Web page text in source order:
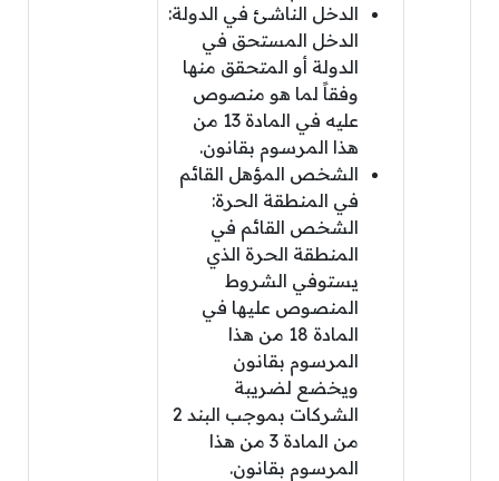
الدخل الناشئ في الدولة:
الدخل المستحق في
الدولة أو المتحقق منها
وفقاً لما هو منصوص
عليه في المادة 13 من
هذا المرسوم بقانون.
الشخص المؤهل القائم
في المنطقة الحرة:
الشخص القائم في
المنطقة الحرة الذي
يستوفي الشروط
المنصوص عليها في
المادة 18 من هذا
المرسوم بقانون
ويخضع لضريبة
الشركات بموجب البند 2
من المادة 3 من هذا
المرسوم بقانون.